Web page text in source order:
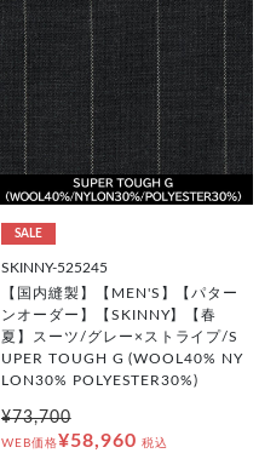
SALE
SKINNY-525245
【国内縫製】【MEN'S】【パター
ンオーダー】【SKINNY】【春
夏】スーツ/グレー×ストライプ/S
UPER TOUGH G (WOOL40% NY
LON30% POLYESTER30%)
¥73,700
WEB価格¥58,960 税込